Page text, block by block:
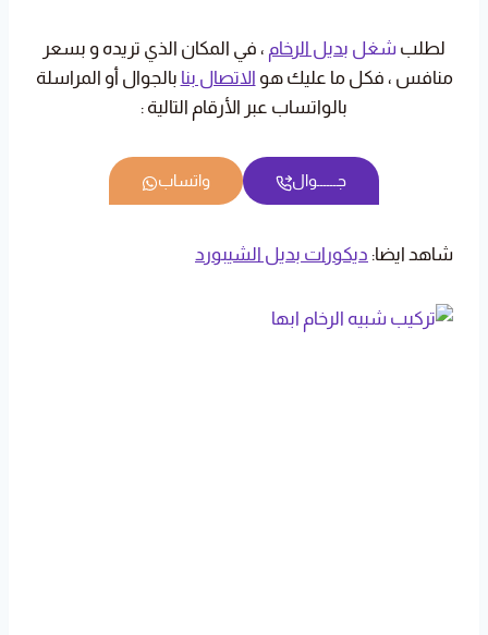
لطلب شغل بديل الرخام ، في المكان الذي تريده و بسعر
منافس ، فكل ما عليك هو الاتصال بنا بالجوال أو المراسلة
بالواتساب عبر الأرقام التالية :
جــــــوال واتساب
شاهد ايضا: ديكورات بديل الشيبورد